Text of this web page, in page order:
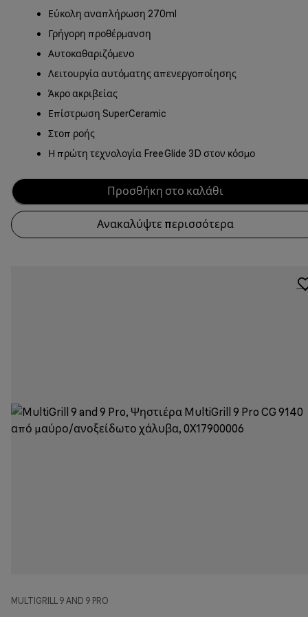
Εύκολη αναπλήρωση 270ml
Γρήγορη προθέρμανση
Αυτοκαθαριζόμενο
Λειτουργία αυτόματης απενεργοποίησης
Άκρο ακριβείας
Επίστρωση SuperCeramic
Στοπ ροής
Η πρώτη τεχνολογία FreeGlide 3D στον κόσμο
Προσθήκη στο καλάθι
Ανακαλύψτε περισσότερα
MULTIGRILL 9 AND 9 PRO